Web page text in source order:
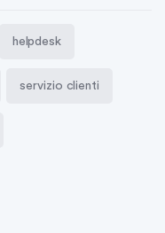
helpdesk
servizio clienti